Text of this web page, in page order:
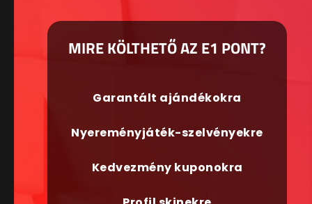
MIRE KÖLTHETŐ AZ E1 PONT?
Garantált ajándékokra
Nyereményjáték-szelvényekre
Kedvezmény kuponokra